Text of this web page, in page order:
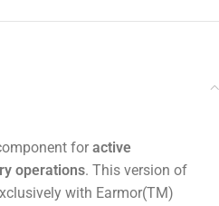
for active
operations. This version of
with Earmor(TM)